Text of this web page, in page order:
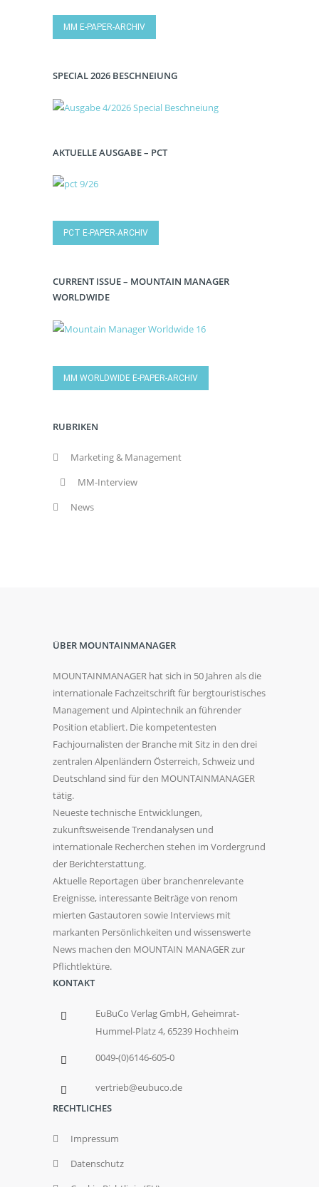
MM E-PAPER-ARCHIV
SPECIAL 2026 BESCHNEIUNG
AKTUELLE AUSGABE – PCT
PCT E-PAPER-ARCHIV
CURRENT ISSUE – MOUNTAIN MANAGER
WORLDWIDE
MM WORLDWIDE E-PAPER-ARCHIV
RUBRIKEN
Marketing & Management
MM-Interview
News
ÜBER MOUNTAINMANAGER
MOUNTAINMANAGER hat sich in 50 Jahren als die
internationale Fachzeitschrift für bergtouristisches
Management und Alpintechnik an führender
Position etabliert. Die kompetentesten
Fachjournalisten der Branche mit Sitz in den drei
zentralen Alpenländern Österreich, Schweiz und
Deutschland sind für den MOUNTAINMANAGER
tätig.
Neueste technische Entwicklungen,
zukunftsweisende Trendanalysen und
internationale Recherchen stehen im Vordergrund
der Berichterstattung.
Aktuelle Reportagen über branchenrelevante
Ereignisse, interessante Beiträge von renom
mierten Gastautoren sowie Interviews mit
markanten Persönlichkeiten und wissenswerte
News machen den MOUNTAIN MANAGER zur
Pflichtlektüre.
KONTAKT
EuBuCo Verlag GmbH, Geheimrat-
Hummel-Platz 4, 65239 Hochheim
0049-(0)6146-605-0
vertrieb@eubuco.de
RECHTLICHES
Impressum
Datenschutz